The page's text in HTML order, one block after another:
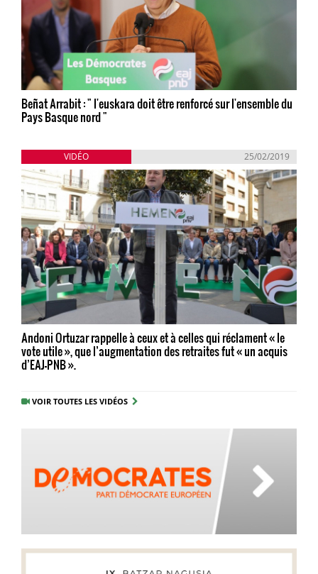
Beñat Arrabit : " l'euskara doit être renforcé sur l'ensemble du
Pays Basque nord "
VIDÉO 25/02/2019
Andoni Ortuzar rappelle à ceux et à celles qui réclament « le
vote utile », que l’augmentation des retraites fut « un acquis
d’EAJ-PNB ».
VOIR TOUTES LES VIDÉOS